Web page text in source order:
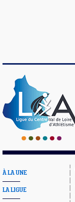
À LA UNE
LA LIGUE